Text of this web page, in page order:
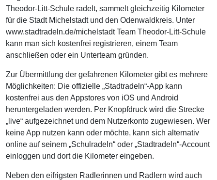
Theodor-Litt-Schule radelt, sammelt gleichzeitig Kilometer
für die Stadt Michelstadt und den Odenwaldkreis. Unter
www.stadtradeln.de/michelstadt Team Theodor-Litt-Schule
kann man sich kostenfrei registrieren, einem Team
anschließen oder ein Unterteam gründen.
Zur Übermittlung der gefahrenen Kilometer gibt es mehrere
Möglichkeiten: Die offizielle „Stadtradeln“-App kann
kostenfrei aus den Appstores von iOS und Android
heruntergeladen werden. Per Knopfdruck wird die Strecke
„live“ aufgezeichnet und dem Nutzerkonto zugewiesen. Wer
keine App nutzen kann oder möchte, kann sich alternativ
online auf seinem „Schulradeln“ oder „Stadtradeln“-Account
einloggen und dort die Kilometer eingeben.
Neben den eifrigsten Radlerinnen und Radlern wird auch